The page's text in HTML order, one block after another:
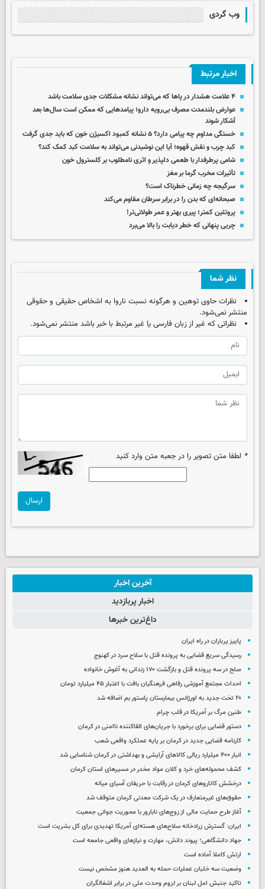
وب گردی
اخبار مرتبط
۴ علامت هشدار در پاها که می‌تواند نشانه مشکلات جدی سلامت باشد
عوارض بلندمدت مصرف بی‌رویه دارو؛ پیامدهایی که ممکن است سال‌ها بعد
آشکار شوند
خستگی مداوم چه پیامی دارد؟ ۵ نشانه کمبود اکسیژن خون که باید جدی گرفت
کبد چرب و نقش قهوه؛ آیا این نوشیدنی می‌تواند به سلامت کبد کمک کند؟
شامی پرطرفدار با طعمی دلپذیر و اثری نامطلوب بر کلسترول خون
تأثیرات مخرب گرما بر مغز
سرگیجه چه زمانی خطرناک است؟
صبحانه‌ای که بدن‌ را در برابر سرطان مقاوم‌ می‌کند
پروتئین کمتر؛ پیری بهتر و عمر طولانی‌تر!
چربی پنهانی که خطر دیابت را بالا می‌برد
نظر شما
نظرات حاوی توهین و هرگونه نسبت ناروا به اشخاص حقیقی و حقوقی
منتشر نمی‌شود.
نظراتی که غیر از زبان فارسی یا غیر مرتبط با خبر باشد منتشر نمی‌شود.
* لطفا متن تصویر را در جعبه متن وارد کنید
ارسال
آخرین اخبار
اخبار پربازدید
داغ‌ترین خبرها
پاییز پرباران در راه ایران
رسیدگی سریع قضایی به پرونده قتل با سلاح سرد در کهنوج
صلح در سه پرونده قتل و بازگشت ۱۷۰ زندانی به آغوش خانواده
احداث مجتمع آموزشی رفاهی فرهنگیان بافت با اعتبار ۴۵ میلیارد تومان
۲۰ تخت جدید به اورژانس بیمارستان پاستور بم اضافه شد
طنین مرگ بر آمریکا در قلب چرام
دستور قضایی برای برخورد با جریان‌های القاکننده ناامنی در کرمان
کارنامه قضایی جدید در کرمان بر پایه عملکرد واقعی شعب
انبار ۴۰۰ میلیارد ریالی کالاهای آرایشی و بهداشتی در کرمان شناسایی شد
کشف محموله‌های خرد و کلان مواد مخدر در مسیرهای استان کرمان
درخشش کاتاروهای کرمان در رقابت با حریفان آسیای میانه
حقوق‌های غیرمتعارف در یک شرکت معدنی کرمان متوقف شد
آغاز طرح حمایت مالی از زوج‌های نابارور با محوریت جوانی جمعیت
ایران: گسترش زرادخانه سلاح‌های هسته‌ای آمریکا تهدیدی برای کل بشریت است
جهاد دانشگاهی؛ پیوند دانش، مهارت و نیازهای واقعی جامعه است
ارتش کاملا آماده است
وضعیت سه خلبان عملیات حمله به العدید هنوز مشخص نیست
تاکید جنبش امل لبنان بر لزوم وحدت ملی در برابر اشغالگران